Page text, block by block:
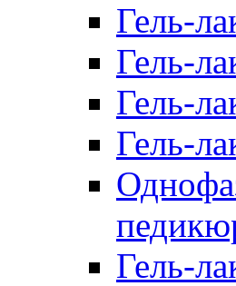
Гель-
Гель-
Гель-
Гель-
Гель-